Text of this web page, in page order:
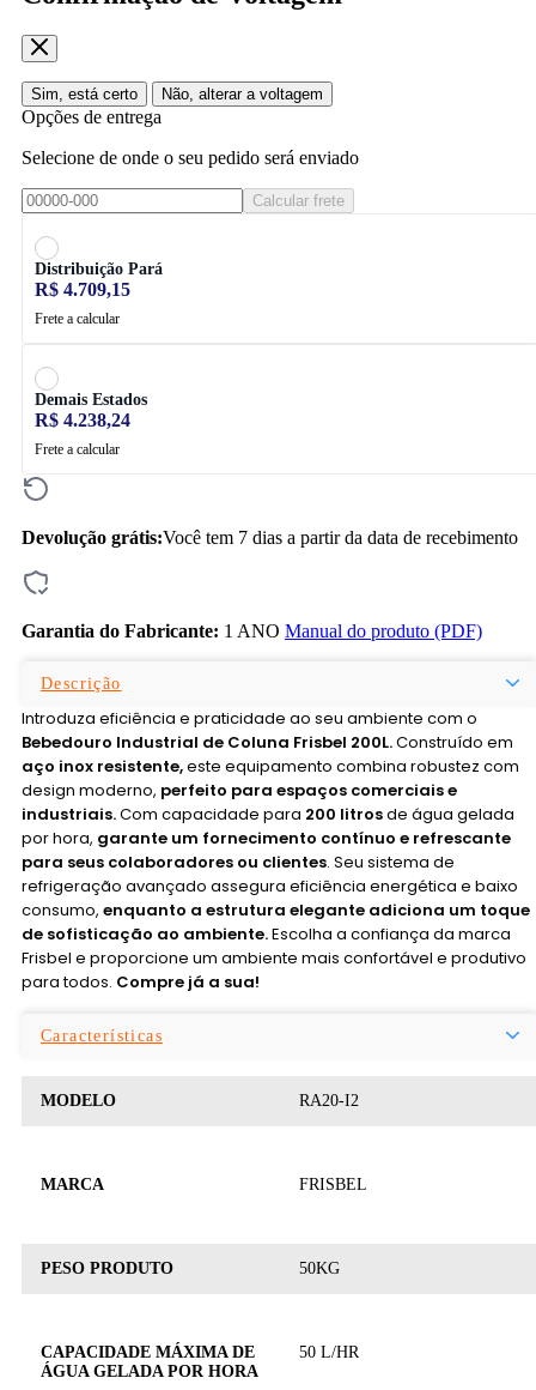
Sim, está certo Não, alterar a voltagem
Opções de entrega
Selecione de onde o seu pedido será enviado
Calcular frete
Distribuição Pará
R$ 4.709,15
Frete a calcular
Demais Estados
R$ 4.238,24
Frete a calcular
Devolução grátis:Você tem 7 dias a partir da data de recebimento
Garantia do Fabricante: 1 ANO Manual do produto (PDF)
Descrição
Introduza eficiência e praticidade ao seu ambiente com o
Bebedouro Industrial de Coluna Frisbel 200L.Construído em
aço inox resistente,este equipamento combina robustez com
design moderno, perfeito para espaços comerciais e
industriais.Com capacidade para 200 litrosde água gelada
por hora, garante um fornecimento contínuo e refrescante
para seus colaboradores ou clientes. Seu sistema de
refrigeração avançado assegura eficiência energética e baixo
consumo, enquanto a estrutura elegante adiciona um toque
de sofisticação ao ambiente.Escolha a confiança da marca
Frisbel e proporcione um ambiente mais confortável e produtivo
para todos. Compre já a sua!
Características
MODELO RA20-I2
MARCA FRISBEL
PESO PRODUTO 50KG
CAPACIDADE MÁXIMA DE
ÁGUA GELADA POR HORA
50 L/HR